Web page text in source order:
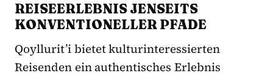
REISEERLEBNIS JENSEITS
KONVENTIONELLER PFADE
Qoyllurit’i bietet kulturinteressierten
Reisenden ein authentisches Erlebnis